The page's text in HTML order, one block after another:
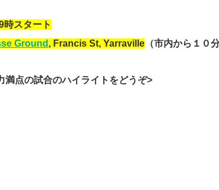
時スタート
Ground , Francis St, Yarraville （市内から１０分
満点の試合のハイライトをどうぞ>